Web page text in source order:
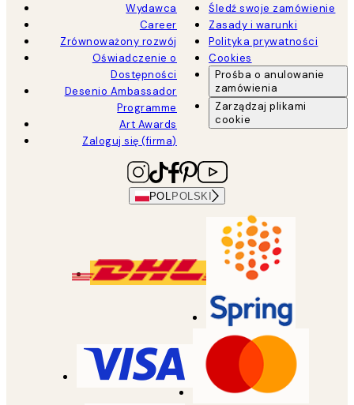
Wydawca
Career
Zrównoważony rozwój
Oświadczenie o
Dostępności
Desenio Ambassador
Programme
Art Awards
Zaloguj się (firma)
Śledź swoje zamówienie
Zasady i warunki
Polityka prywatności
Cookies
Prośba o anulowanie
zamówienia
Zarządzaj plikami
cookie
POL POLSKI